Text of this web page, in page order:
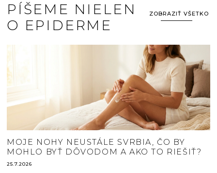
PÍŠEME NIELEN
O EPIDERME
ZOBRAZIŤ VŠETKO
MOJE NOHY NEUSTÁLE SVRBIA, ČO BY
MOHLO BYŤ DÔVODOM A AKO TO RIEŠIŤ?
25.7.2026